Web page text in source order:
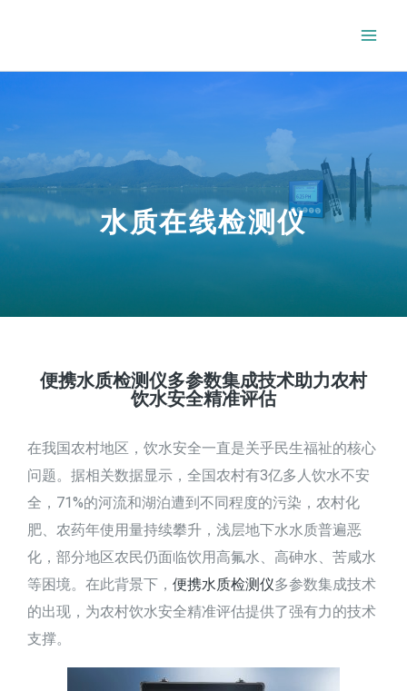
水质在线检测仪
便携水质检测仪多参数集成技术助力农村
饮水安全精准评估
在我国农村地区，饮水安全一直是关乎民生福祉的核心
问题。据相关数据显示，全国农村有3亿多人饮水不安
全，71%的河流和湖泊遭到不同程度的污染，农村化
肥、农药年使用量持续攀升，浅层地下水水质普遍恶
化，部分地区农民仍面临饮用高氟水、高砷水、苦咸水
等困境。在此背景下， 便携水质检测仪多参数集成技术
的出现，为农村饮水安全精准评估提供了强有力的技术
支撑。